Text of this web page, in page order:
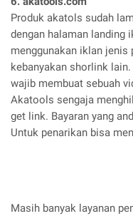
Produk akatols sudah
dengan halaman landing
menggunakan iklan jenis
kebanyakan shorlink
wajib membuat sebuah
Akatools sengaja
get link. Bayaran yang
Untuk penarikan bisa
Masih banyak layanan